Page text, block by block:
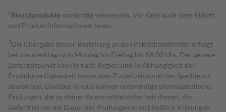
2Biozidproduktevorsichtig verwenden. Vor Gebrauch stets Etikett
und Produktinformationen lesen.
3Die Übergabe deiner Bestellung an den Paketdienstleister erfolgt
bei uns werktags von Montag bis Freitag bis 18:00 Uhr. Der genaue
Lieferzeitpunkt kann je nach Region und in Abhängigkeit der
Produktverfügbarkeit sowie vom Zustellzeitpunkt des Spediteurs
abweichen. Darüber hinaus können notwendige pharmazeutische
Prüfungen, die zu deiner Arzneimittelsicherheit dienen, die
Lieferfrist um die Dauer der Prüfungen einschließlich Klärungen